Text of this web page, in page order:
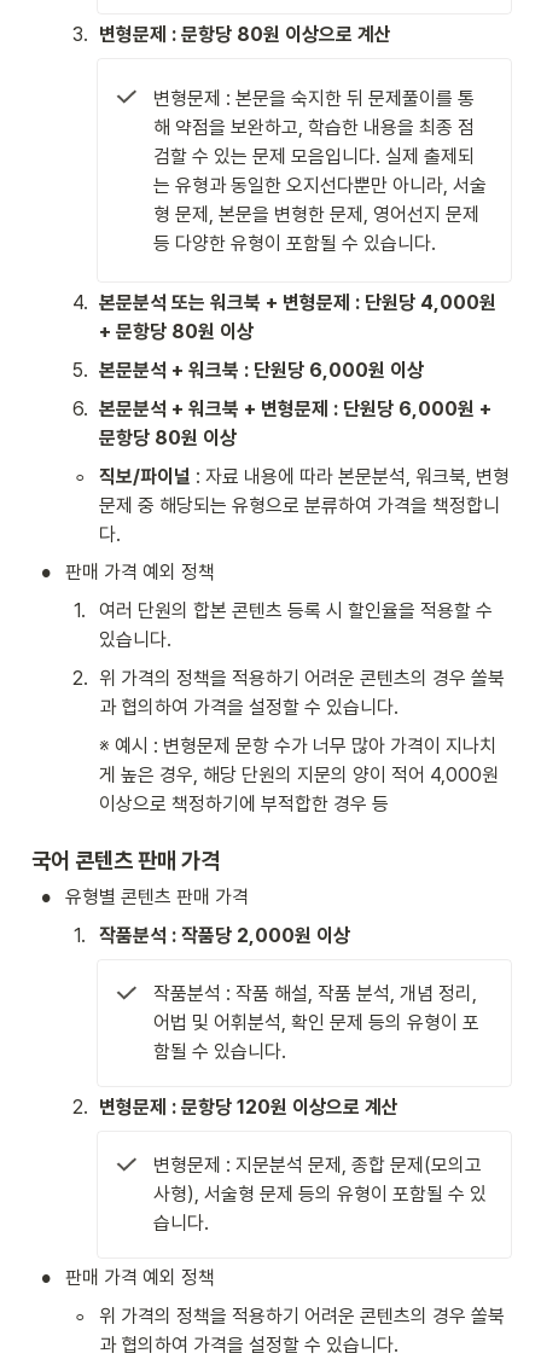
3. 변형문제 : 문항당 80원 이상으로 계산
변형문제 : 본문을 숙지한 뒤 문제풀이를 통
해 약점을 보완하고, 학습한 내용을 최종 점
검할 수 있는 문제 모음입니다. 실제 출제되
는 유형과 동일한 오지선다뿐만 아니라, 서술
형 문제, 본문을 변형한 문제, 영어선지 문제
등 다양한 유형이 포함될 수 있습니다.
4. 본문분석 또는 워크북 + 변형문제 : 단원당 4,000원
+ 문항당 80원 이상
5. 본문분석 + 워크북 : 단원당 6,000원 이상
6. 본문분석 + 워크북 + 변형문제 : 단원당 6,000원 +
문항당 80원 이상
◦ 직보/파이널 : 자료 내용에 따라 본문분석, 워크북, 변형
문제 중 해당되는 유형으로 분류하여 가격을 책정합니
다.
•
판매 가격 예외 정책
1.
여러 단원의 합본 콘텐츠 등록 시 할인율을 적용할 수
있습니다.
2. 위 가격의 정책을 적용하기 어려운 콘텐츠의 경우 쏠북
과 협의하여 가격을 설정할 수 있습니다.
※ 예시 : 변형문제 문항 수가 너무 많아 가격이 지나치
게 높은 경우, 해당 단원의 지문의 양이 적어 4,000원
이상으로 책정하기에 부적합한 경우 등
국어 콘텐츠 판매 가격
•
유형별 콘텐츠 판매 가격
1. 작품분석 : 작품당 2,000원 이상
작품분석 : 작품 해설, 작품 분석, 개념 정리,
어법 및 어휘분석, 확인 문제 등의 유형이 포
함될 수 있습니다.
2. 변형문제 : 문항당 120원 이상으로 계산
변형문제 : 지문분석 문제, 종합 문제(모의고
사형), 서술형 문제 등의 유형이 포함될 수 있
습니다.
• 판매 가격 예외 정책
◦
위 가격의 정책을 적용하기 어려운 콘텐츠의 경우 쏠북
과 협의하여 가격을 설정할 수 있습니다.